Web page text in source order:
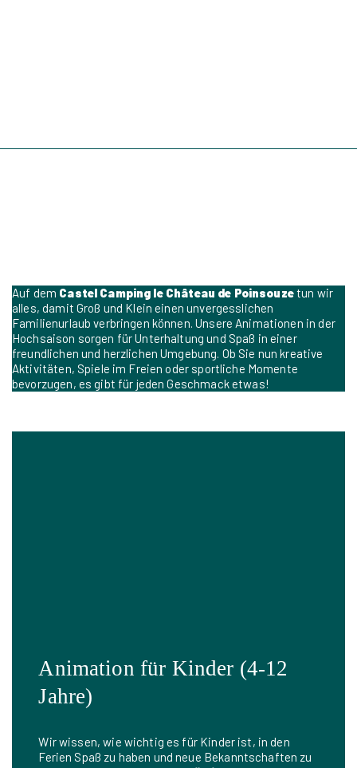
Auf dem Castel Camping le Château de Poinsouzetun wir
alles, damit Groß und Klein einen unvergesslichen
Familienurlaub verbringen können. Unsere Animationen in der
Hochsaison sorgen für Unterhaltung und Spaß in einer
freundlichen und herzlichen Umgebung. Ob Sie nun kreative
Aktivitäten, Spiele im Freien oder sportliche Momente
bevorzugen, es gibt für jeden Geschmack etwas!
Animation für Kinder (4-12
Jahre)
Wir wissen, wie wichtig es für Kinder ist, in den
Ferien Spaß zu haben und neue Bekanntschaften zu